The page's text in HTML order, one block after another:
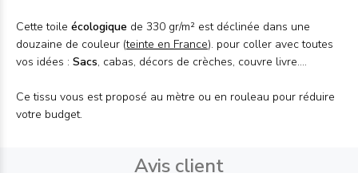
Cette toile écologique de 330 gr/m² est déclinée dans une
douzaine de couleur (teinte en France). pour coller avec toutes
vos idées : Sacs, cabas, décors de crèches, couvre livre....
Ce tissu vous est proposé au mètre ou en rouleau pour réduire
votre budget.
Avis client